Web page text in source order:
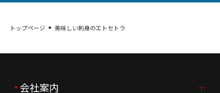
トップページ 美味しい刺身のエトセトラ
会社案内